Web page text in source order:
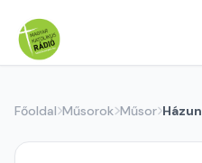
Főoldal Műsorok Műsor